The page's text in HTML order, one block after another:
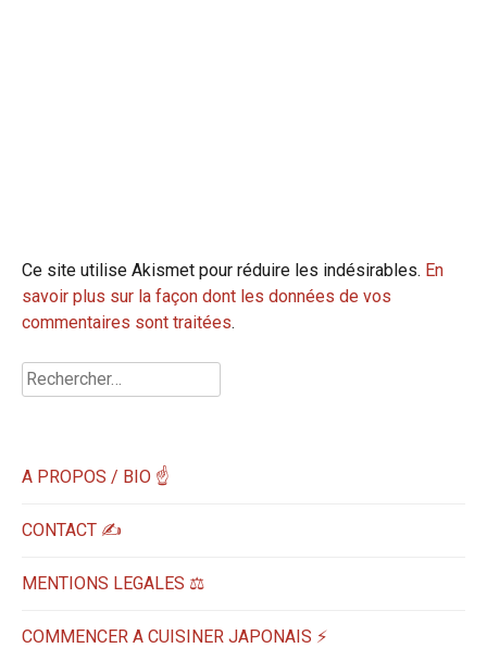
Ce site utilise Akismet pour réduire les indésirables. En
savoir plus sur la façon dont les données de vos
commentaires sont traitées.
Rechercher :
A PROPOS / BIO ☝
CONTACT ✍️
MENTIONS LEGALES ⚖️
COMMENCER A CUISINER JAPONAIS ⚡